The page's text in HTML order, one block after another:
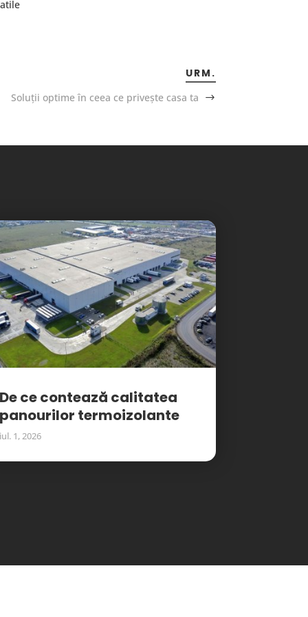
URM.
Soluții optime în ceea ce privește casa ta
De ce contează calitatea
panourilor termoizolante
iul. 1, 2026